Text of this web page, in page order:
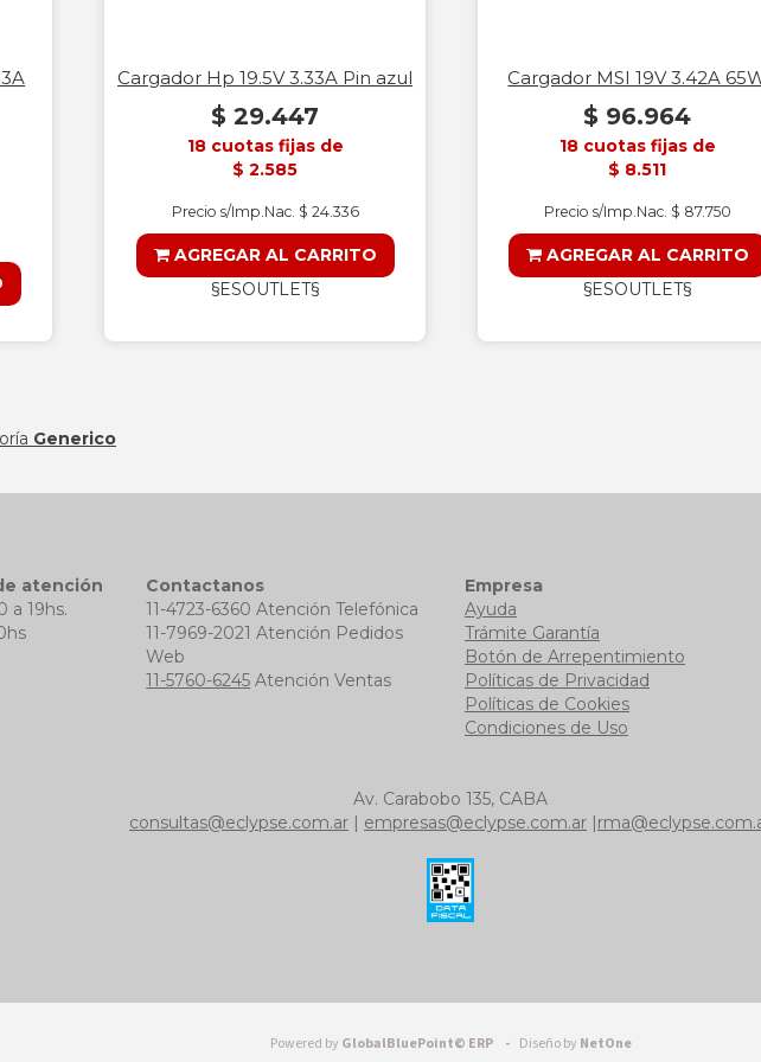
Cargador Hp 19.5V 3.33A Pin azul
$ 29.447
18 cuotas fijas de
$ 2.585
Precio s/Imp.Nac. $ 24.336
AGREGAR AL CARRITO
§ESOUTLET§
Cargador MSI 19V 3.42A
$ 96.964
18 cuotas fijas de
$ 8.511
Precio s/Imp.Nac. $ 87.750
AGREGAR AL CARRITO
§ESOUTLET§
Generico
atención
a 19hs.
Contactanos
11-4723-6360 Atención Telefónica
11-7969-2021 Atención Pedidos
Web
11-5760-6245 Atención Ventas
Empresa
Ayuda
Trámite Garantía
Botón de Arrepentimiento
Políticas de Privacidad
Políticas de Cookies
Condiciones de Uso
Av. Carabobo 135, CABA
consultas@eclypse.com.ar | empresas@eclypse.com.ar |
Powered by GlobalBluePoint© ERP - Diseño by NetOne